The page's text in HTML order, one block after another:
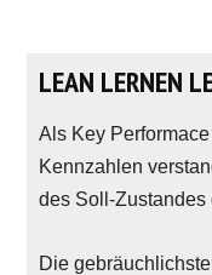
LEAN LERNEN
Als Key
Kennzahlen
des Soll-
Die